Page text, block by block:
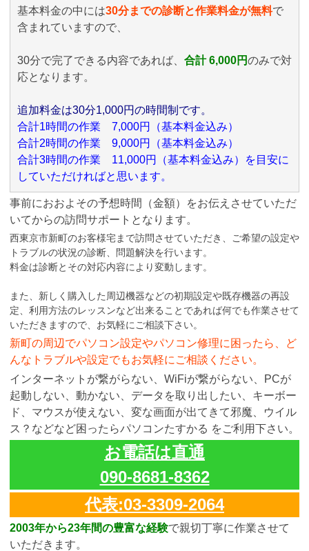
基本料金の中には30分までの診断と作業料金が無料で
含まれていますので、
30分で完了できる内容であれば、 合計 6,000円のみで対
応となります。
追加料金は30分1,000円の時間制です。
合計1時間の作業 7,000円（基本料金込み）
合計2時間の作業 9,000円（基本料金込み）
合計3時間の作業 11,000円（基本料金込み）を目安に
していただければと思います。
事前におおよその予想時間（金額）をお伝えさせていただ
いてからの訪問サポートとなります。
西東京市新町のお客様宅まで訪問させていただき、ご希望の設定や
トラブルの状況の診断、問題解決を行います。
料金は診断とその対応内容により変動します。
また、新しく購入した周辺機器などの初期設定や既存機器の再設
定、利用方法のレッスンなど出来ることであれば何でも作業させて
いただきますので、お気軽にご相談下さい。
新町の周辺でパソコン設定やパソコン修理に困ったら、ど
んなトラブルや設定でもお気軽にご相談ください。
インターネットが繋がらない、WiFiが繋がらない、PCが
起動しない、動かない、データを取り出したい、キーボー
ド、マウスが使えない、変な画面が出てきて邪魔、ウイル
ス？などなど困ったらパソコンたすかる をご利用下さい。
お電話は直通
090-8681-8362
代表:03-3309-2064
2003年から23年間の豊富な経験で親切丁寧に作業させて
いただきます。